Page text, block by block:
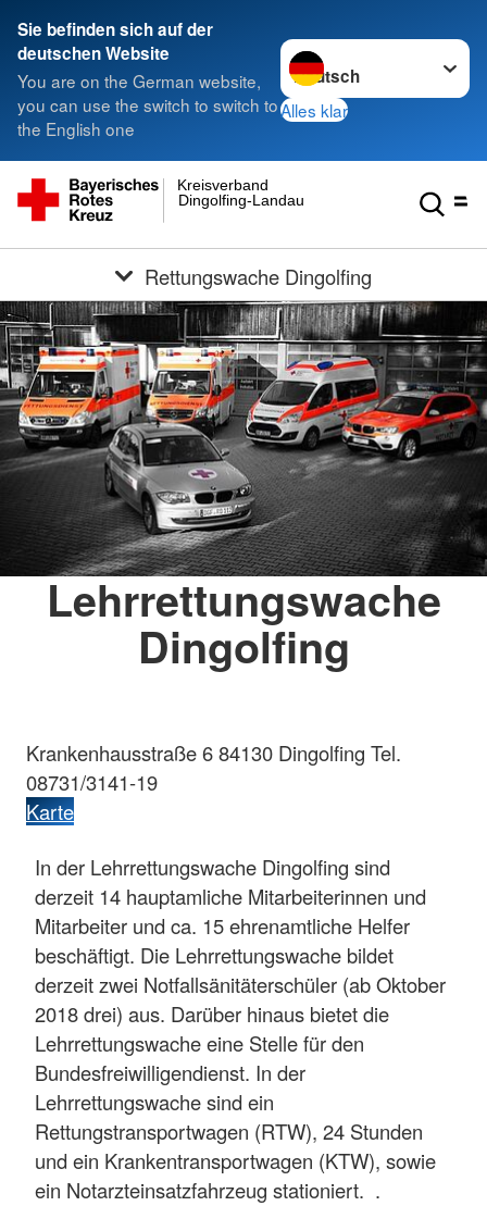
Sie befinden sich auf der
deutschen Website
You are on the German website,
you can use the switch to switch to
the English one
Sprache wechseln zu
Alles klar
Dingolfing-Landau
Kreisverband
Rettungswache Dingolfing
Lehrrettungswache
Dingolfing
Krankenhausstraße 6 84130 Dingolfing Tel.
08731/3141-19
Karte
In der Lehrrettungswache Dingolfing sind
derzeit 14 hauptamliche Mitarbeiterinnen und
Mitarbeiter und ca. 15 ehrenamtliche Helfer
beschäftigt. Die Lehrrettungswache bildet
derzeit zwei Notfallsänitäterschüler (ab Oktober
2018 drei) aus. Darüber hinaus bietet die
Lehrrettungswache eine Stelle für den
Bundesfreiwilligendienst. In der
Lehrrettungswache sind ein
Rettungstransportwagen (RTW), 24 Stunden
und ein Krankentransportwagen (KTW), sowie
ein Notarzteinsatzfahrzeug stationiert. .